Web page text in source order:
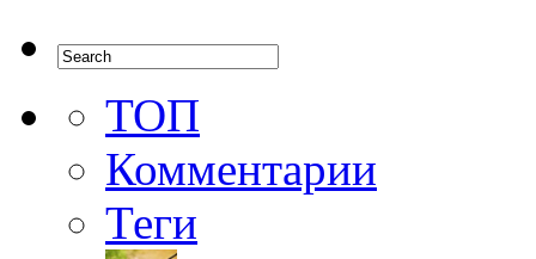
ТОП
Комментарии
Теги